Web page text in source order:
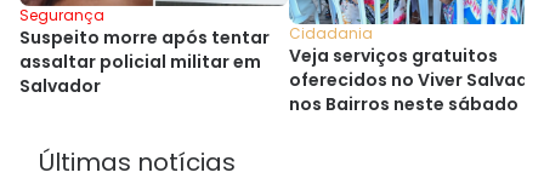
Segurança
Suspeito morre após tentar
assaltar policial militar em
Salvador
Cidadania
Veja serviços gratuitos
oferecidos no Viver
nos Bairros neste sábado
Últimas notícias